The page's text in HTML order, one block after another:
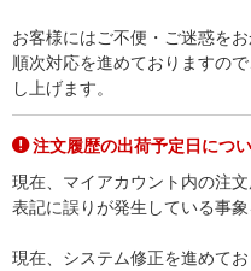
お客様にはご不便・ご迷惑を
順次対応を進めておりますの
し上げます。
注文履歴の出荷予定日につ
現在、マイアカウント内の注
表記に誤りが発生している事象
現在、システム修正を進めてお